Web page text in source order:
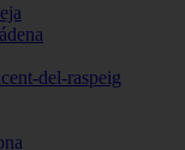
del-raspeig